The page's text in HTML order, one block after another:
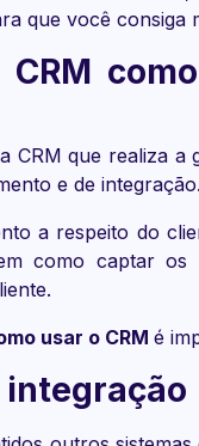
que você consiga
CRM que realiza
e de
a respeito do
como captar
usar o CRM é
integração